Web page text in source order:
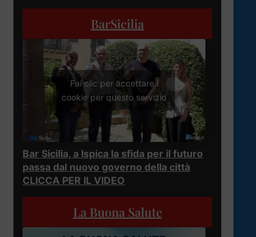
BarSicilia
Fai clic per accettare i
cookie per questo servizio
Bar Sicilia, a Ispica la sfida per il futuro
passa dal nuovo governo della città
CLICCA PER IL VIDEO
La Buona Salute